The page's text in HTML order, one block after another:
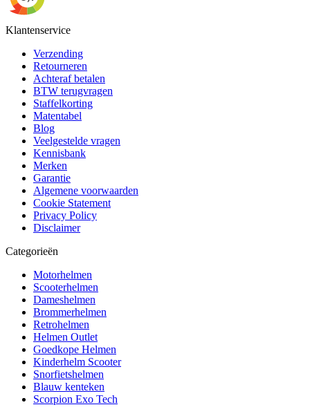
Klantenservice
Verzending
Retourneren
Achteraf betalen
BTW terugvragen
Staffelkorting
Matentabel
Blog
Veelgestelde vragen
Kennisbank
Merken
Garantie
Algemene voorwaarden
Cookie Statement
Privacy Policy
Disclaimer
Categorieën
Motorhelmen
Scooterhelmen
Dameshelmen
Brommerhelmen
Retrohelmen
Helmen Outlet
Goedkope Helmen
Kinderhelm Scooter
Snorfietshelmen
Blauw kenteken
Scorpion Exo Tech